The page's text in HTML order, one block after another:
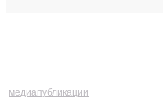
медиапубликации